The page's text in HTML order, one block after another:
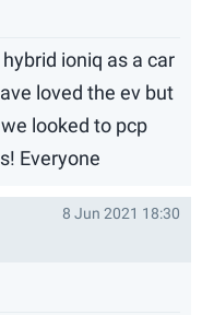
ioniq as a car
loved the ev but
looked to pcp
Everyone
8 Jun 2021 18:30